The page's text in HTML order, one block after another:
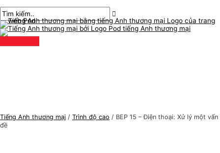
đến
nội
dung
đơn
chính
Tiếng Anh thương mại / Trình độ cao / BEP 15 – Điện thoại: Xử lý một vấn
đề
chuyển
hướng
ở
đây..
mail*
C
h
ủ
đ
T
ì
m
k